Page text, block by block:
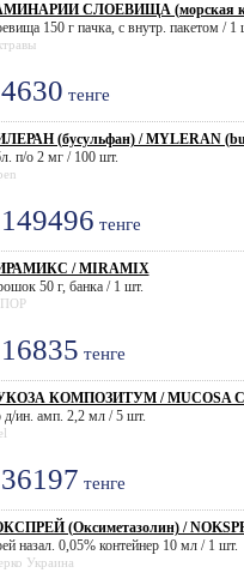
СЛОЕВИЩА (морская
150 г пачка, с внутр. пакетом / 1
4630 тенге
(бусульфан) / MYLERAN
п/о 2 мг / 100 шт.
149496 тенге
/ MIRAMIX
50 г, банка / 1 шт.
16835 тенге
КОМПОЗИТУМ / MUCOSA
д/ин. амп. 2,2 мл / 5 шт.
36197 тенге
(Оксиметазолин) /
назал. 0,05% контейнер 10 мл / 1 шт.
Украина